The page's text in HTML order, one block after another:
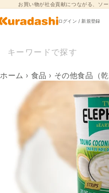
コンテンツに進
む
お買い物が社会貢献につながる、ソ
ログイン / 新規登録
ホーム › 食品 › その他食品（